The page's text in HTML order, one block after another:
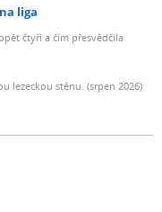
liga
čtyři a čím přesvědčila
lezeckou stěnu. (srpen 2026)